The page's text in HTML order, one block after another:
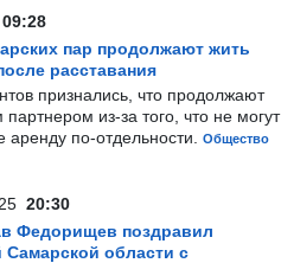
09:28
пар продолжают жить
расставания
признались, что продолжают
из-за того, что не могут
аренду по-отдельности.
Общество
20:30
Федорищев поздравил
Самарской области с